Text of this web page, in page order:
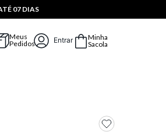
07 DIAS
Meus
Pedidos
Entrar
Minha
Sacola